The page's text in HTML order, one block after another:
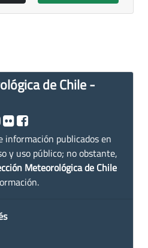
de Chile -
información publicados en
y uso público; no obstante,
Meteorológica de Chile